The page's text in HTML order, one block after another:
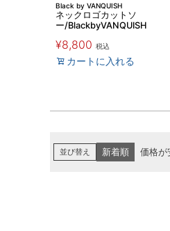
Black by VANQUISH
ネックロゴカットソ
ー/BlackbyVANQUISH
¥8,800 税込
カートに入れる
並び替え 新着順 価格が